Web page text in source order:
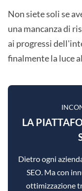
Non siete soli se
una mancanza di
ai progressi
finalmente la luce
LA
Dietro ogni
SEO. Ma con
ottimizzazione